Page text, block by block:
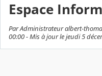
Espace
Par Administrateur albert-
00:00 - Mis à jour le jeudi 5